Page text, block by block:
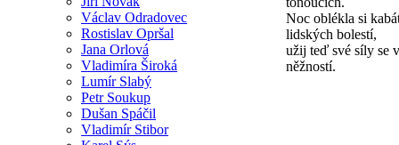
Václav Odradovec
Rostislav Opršal
Jana Orlová
Vladimíra Široká
Lumír Slabý
Petr Soukup
Dušan Spáčil
Vladimír Stibor
Noc oblékla si
lidských bolestí,
užij teď své síly se
něžností.